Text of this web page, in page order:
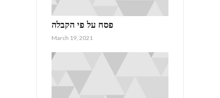
פסח על פי הקבלה
March 19, 2021